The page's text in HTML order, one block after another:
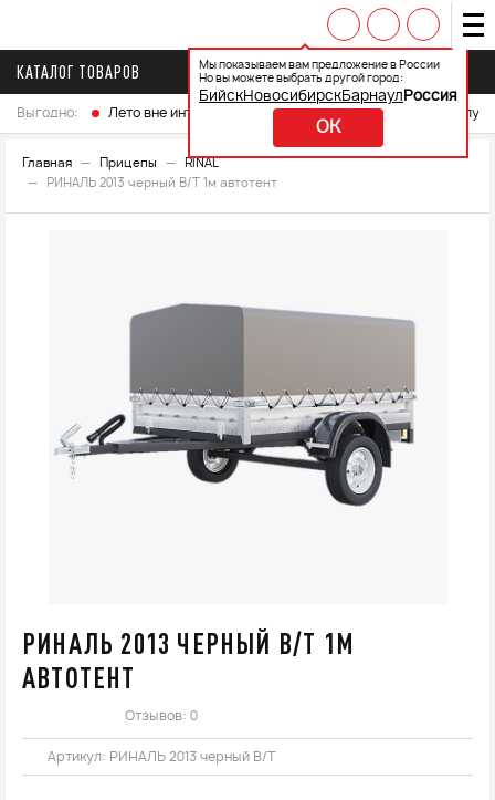
Мы показываем вам предложение в России
Но вы можете выбрать другой город:
БийскНовосибирскБарнаул Россия
OK
КАТАЛОГ ТОВАРОВ
Выгодно: Лето вне интренета Выберите свой мотоцикл и
Главная Прицепы
RINAL
РИНАЛЬ 2013 черный В/Т 1м автотент
РИНАЛЬ 2013 ЧЕРНЫЙ В/Т 1М
АВТОТЕНТ
Отзывов: 0
Артикул: РИНАЛЬ 2013 черный В/Т